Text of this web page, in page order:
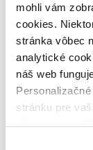
mohli vám
cookies.
stránka vôbec
analytické
náš web
stránku pre
nám zas
Bestsellery
Top
Novinky
Najlacnejšie
Najvyššia
Použité filtre
Zrušiť filtre